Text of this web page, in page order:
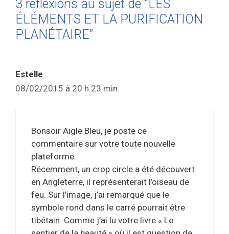
3 réflexions au sujet de “LES
ÉLÉMENTS ET LA PURIFICATION
PLANÉTAIRE”
Estelle
08/02/2015 à 20 h 23 min
Bonsoir Aigle Bleu, je poste ce
commentaire sur votre toute nouvelle
plateforme.
Récemment, un crop circle a été découvert
en Angleterre, il représenterait l’oiseau de
feu. Sur l’image, j’ai remarqué que le
symbole rond dans le carré pourrait être
tibétain. Comme j’ai lu votre livre « Le